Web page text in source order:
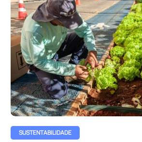
SUSTENTABILIDADE